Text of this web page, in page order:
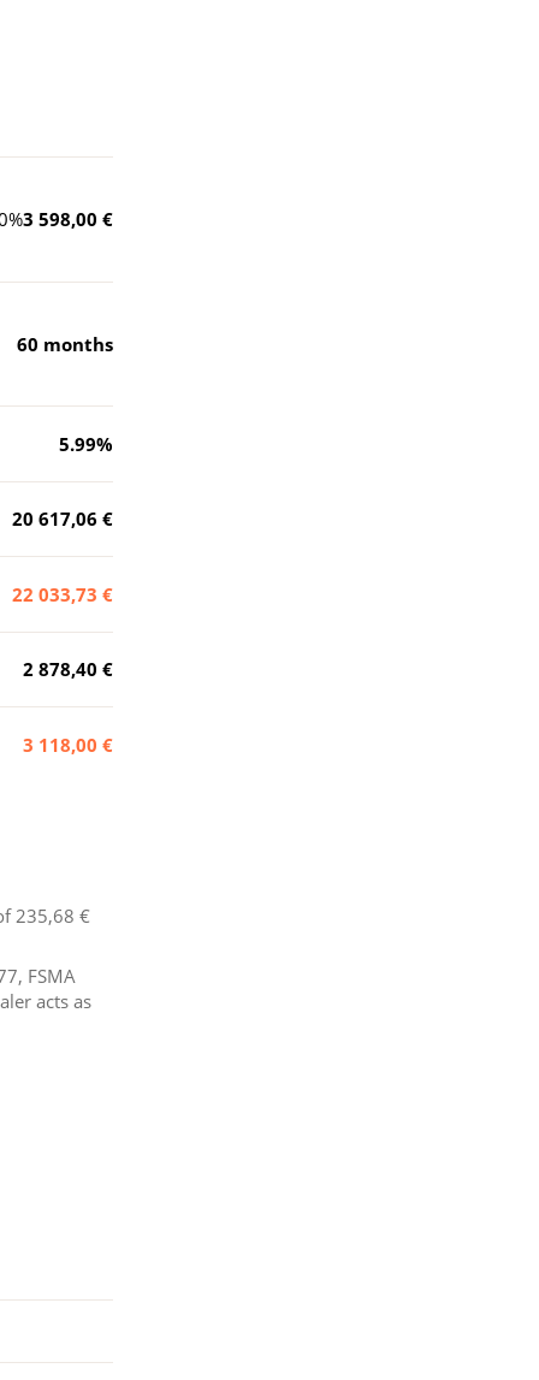
%3 598,00 €
60 months
5.99%
20 617,06 €
22 033,73 €
2 878,40 €
3 118,00 €
235,68 €
FSMA
acts as